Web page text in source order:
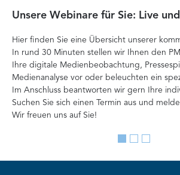
Unsere Webinare für Sie: Live
Hier finden Sie eine Übersicht unserer
In rund 30 Minuten stellen wir Ihnen den
Ihre digitale Medienbeobachtung,
Medienanalyse vor oder beleuchten ein
Im Anschluss beantworten wir gern Ihre
Suchen Sie sich einen Termin aus und
Wir freuen uns auf Sie!
Go
slide
Go
slide
Go
slide